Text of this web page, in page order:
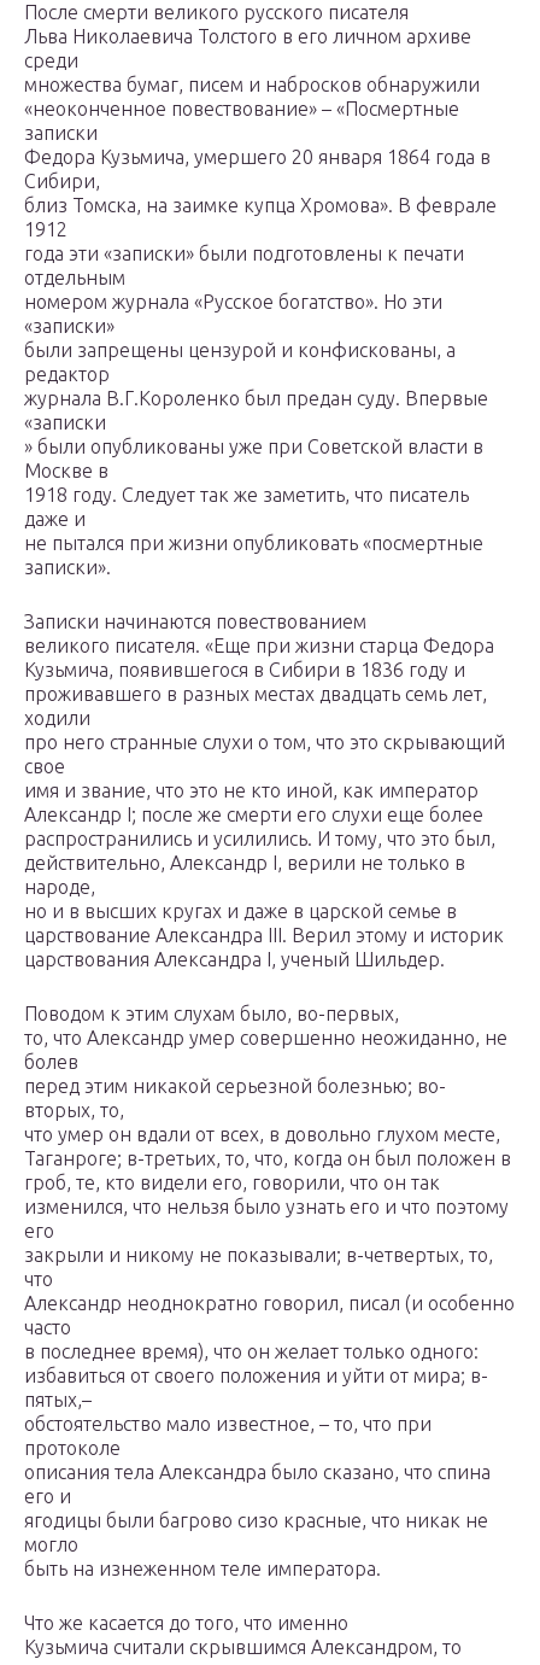
После смерти великого русского писателя
Льва Николаевича Толстого в его личном архиве
среди
множества бумаг, писем и набросков обнаружили
«неоконченное повествование» – «Посмертные
записки
Федора Кузьмича, умершего 20 января 1864 года в
Сибири,
близ Томска, на заимке купца Хромова». В феврале
1912
года эти «записки» были подготовлены к печати
отдельным
номером журнала «Русское богатство». Но эти
«записки»
были запрещены цензурой и конфискованы, а
редактор
журнала В.Г.Короленко был предан суду. Впервые
«записки
» были опубликованы уже при Советской власти в
Москве в
1918 году. Следует так же заметить, что писатель
даже и
не пытался при жизни опубликовать «посмертные
записки».
Записки начинаются повествованием
великого писателя. «Еще при жизни старца Федора
Кузьмича, появившегося в Сибири в 1836 году и
проживавшего в разных местах двадцать семь лет,
ходили
про него странные слухи о том, что это скрывающий
свое
имя и звание, что это не кто иной, как император
Александр I; после же смерти его слухи еще более
распространились и усилились. И тому, что это был,
действительно, Александр I, верили не только в
народе,
но и в высших кругах и даже в царской семье в
царствование Александра III. Верил этому и историк
царствования Александра I, ученый Шильдер.
Поводом к этим слухам было, во-первых,
то, что Александр умер совершенно неожиданно, не
болев
перед этим никакой серьезной болезнью; во-
вторых, то,
что умер он вдали от всех, в довольно глухом месте,
Таганроге; в-третьих, то, что, когда он был положен в
гроб, те, кто видели его, говорили, что он так
изменился, что нельзя было узнать его и что поэтому
его
закрыли и никому не показывали; в-четвертых, то,
что
Александр неоднократно говорил, писал (и особенно
часто
в последнее время), что он желает только одного:
избавиться от своего положения и уйти от мира; в-
пятых,–
обстоятельство мало известное, – то, что при
протоколе
описания тела Александра было сказано, что спина
его и
ягодицы были багрово сизо красные, что никак не
могло
быть на изнеженном теле императора.
Что же касается до того, что именно
Кузьмича считали скрывшимся Александром, то